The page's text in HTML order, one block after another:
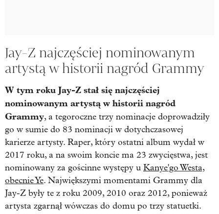
Jay-Z najczęściej nominowanym
artystą w historii nagród Grammy
W tym roku Jay-Z stał się najczęściej
nominowanym artystą w historii nagród
Grammy, a tegoroczne trzy nominacje doprowadziły
go w sumie do 83 nominacji w dotychczasowej
karierze artysty. Raper, który ostatni album wydał w
2017 roku, a na swoim koncie ma 23 zwycięstwa, jest
nominowany za gościnne występy u Kanye'go Westa,
obecnie Ye. Największymi momentami Grammy dla
Jay-Z były te z roku 2009, 2010 oraz 2012, ponieważ
artysta zgarnął wówczas do domu po trzy statuetki.